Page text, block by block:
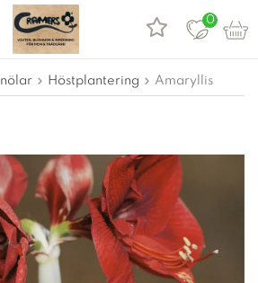
0
Höstplantering Amaryllis